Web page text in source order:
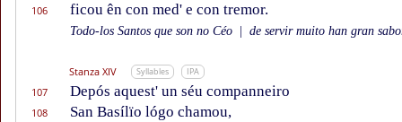
106 ficou ên con med' e con tremor.
Todo-los Santos que son no Céo de servir muito han gran
Stanza XIV Syllables IPA
107 Depós aquest' un séu companneiro
108 San Basílïo lógo chamou,